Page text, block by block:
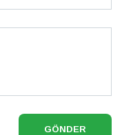
GÖNDER